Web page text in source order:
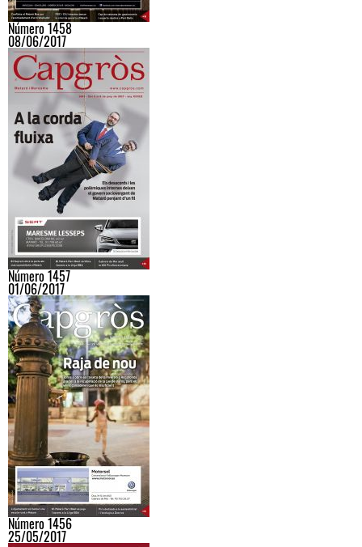
Número 1458
08/06/2017
Número 1457
01/06/2017
Número 1456
25/05/2017